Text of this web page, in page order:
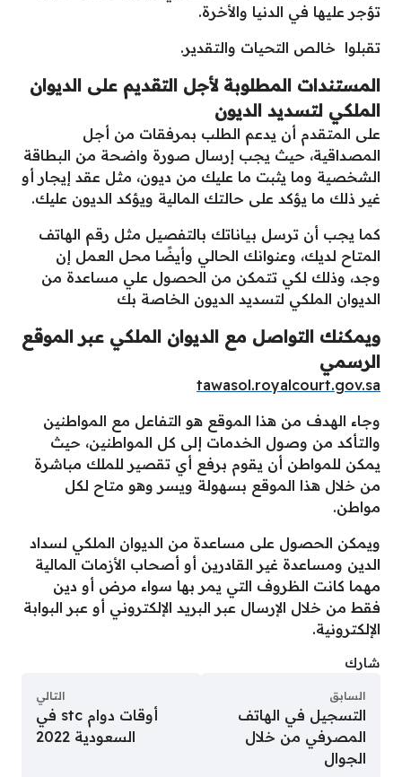
تؤجر عليها في الدنيا والأخرة.
تقبلوا خالص التحيات والتقدير.
المستندات المطلوبة لأجل التقديم على الديوان
الملكي لتسديد الديون
على المتقدم أن يدعم الطلب بمرفقات من أجل
المصداقية، حيث يجب إرسال صورة واضحة من البطاقة
الشخصية وما يثبت ما عليك من ديون، مثل عقد إيجار أو
غير ذلك ما يؤكد على حالتك المالية ويؤكد الديون عليك.
كما يجب أن ترسل بياناتك بالتفصيل مثل رقم الهاتف
المتاح لديك، وعنوانك الحالي وأيضًا محل العمل إن
وجد، وذلك لكي تتمكن من الحصول علي مساعدة من
الديوان الملكي لتسديد الديون الخاصة بك
ويمكنك التواصل مع الديوان الملكي عبر الموقع
الرسمي
tawasol.royalcourt.gov.sa
وجاء الهدف من هذا الموقع هو التفاعل مع المواطنين
والتأكد من وصول الخدمات إلى كل المواطنين، حيث
يمكن للمواطن أن يقوم برفع أي تقصير للملك مباشرة
من خلال هذا الموقع بسهولة ويسر وهو متاح لكل
مواطن.
ويمكن الحصول على مساعدة من الديوان الملكي لسداد
الدين ومساعدة غير القادرين أو أصحاب الأزمات المالية
مهما كانت الظروف التي يمر بها سواء مرض أو دين
فقط من خلال الإرسال عبر البريد الإلكتروني أو عبر البوابة
الإلكترونية.
شارك
السابق
التسجيل في الهاتف
المصرفي من خلال
الجوال
التالي
أوقات دوام stc في
السعودية 2022